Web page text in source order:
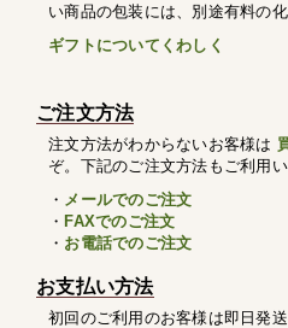
い商品の包装には、別途有料の
ギフトについてくわしく
ご注文方法
注文方法がわからないお客様は
ぞ。下記のご注文方法もご利用い
・ メールでのご注文
・ FAXでのご注文
・ お電話でのご注文
お支払い方法
初回のご利用のお客様は即日発